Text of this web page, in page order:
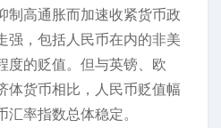
制高通胀而加速收紧货币政
强，包括人民币在内的非美
度的贬值。但与英镑、欧
体货币相比，人民币贬值幅
率指数总体稳定。